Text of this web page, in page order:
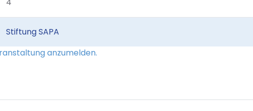
Stiftung SAPA
anzumelden.